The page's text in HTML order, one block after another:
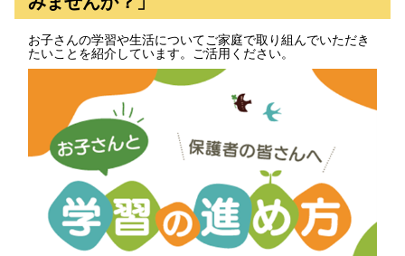
お子さんの学習や生活についてご家庭で取り組んでいただき
たいことを紹介しています。ご活用ください。